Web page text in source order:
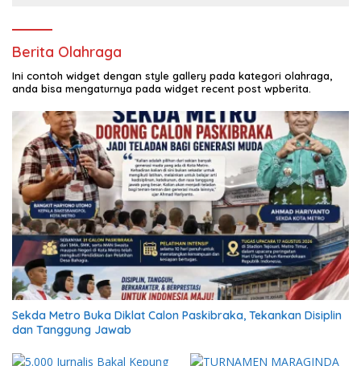
Berita Olahraga
Ini contoh widget dengan style gallery pada kategori olahraga,
anda bisa mengaturnya pada widget recent post wpberita.
Sekda Metro Buka Diklat Calon Paskibraka, Tekankan Disiplin
dan Tanggung Jawab